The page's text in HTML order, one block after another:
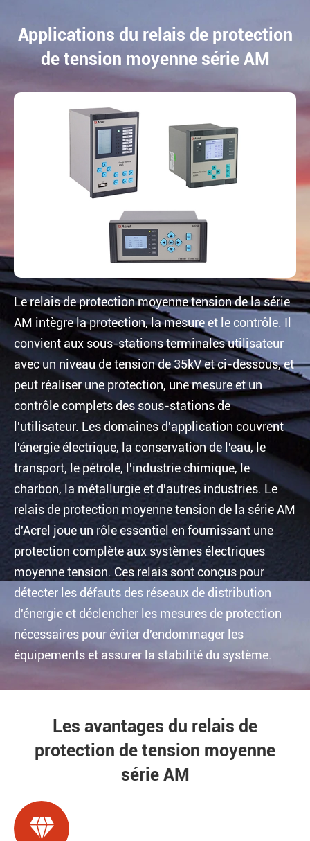
Applications du relais de protection
de tension moyenne série AM
Le relais de protection moyenne tension de la série
AM intègre la protection, la mesure et le contrôle. Il
convient aux sous-stations terminales utilisateur
avec un niveau de tension de 35kV et ci-dessous, et
peut réaliser une protection, une mesure et un
contrôle complets des sous-stations de
l'utilisateur. Les domaines d'application couvrent
l'énergie électrique, la conservation de l'eau, le
transport, le pétrole, l'industrie chimique, le
charbon, la métallurgie et d'autres industries. Le
relais de protection moyenne tension de la série AM
d'Acrel joue un rôle essentiel en fournissant une
protection complète aux systèmes électriques
moyenne tension. Ces relais sont conçus pour
détecter les défauts des réseaux de distribution
d'énergie et déclencher les mesures de protection
nécessaires pour éviter d'endommager les
équipements et assurer la stabilité du système.
Les avantages du relais de
protection de tension moyenne
série AM
